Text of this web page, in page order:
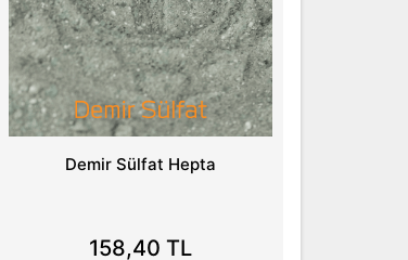
Demir Sülfat Hepta
158,40 TL